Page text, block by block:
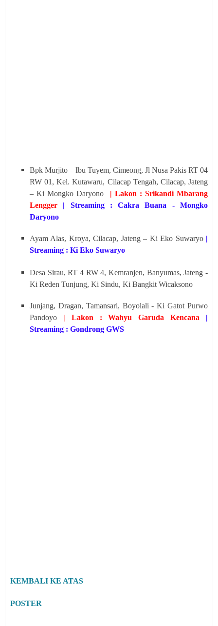
Bpk Murjito – Ibu Tuyem, Cimeong, Jl Nusa Pakis RT 04
RW 01, Kel. Kutawaru, Cilacap Tengah, Cilacap, Jateng
– Ki Mongko Daryono
| Lakon : Srikandi Mbarang
Lengger
| Streaming : Cakra Buana - Mongko
Daryono
Ayam Alas, Kroya, Cilacap, Jateng – Ki Eko Suwaryo |
Streaming : Ki Eko Suwaryo
Desa Sirau, RT 4 RW 4, Kemranjen, Banyumas, Jateng -
Ki Reden Tunjung, Ki Sindu, Ki Bangkit Wicaksono
Junjang, Dragan, Tamansari, Boyolali - Ki Gatot Purwo
Pandoyo | Lakon : Wahyu Garuda Kencana
|
Streaming : Gondrong GWS
KEMBALI KE ATAS
POSTER